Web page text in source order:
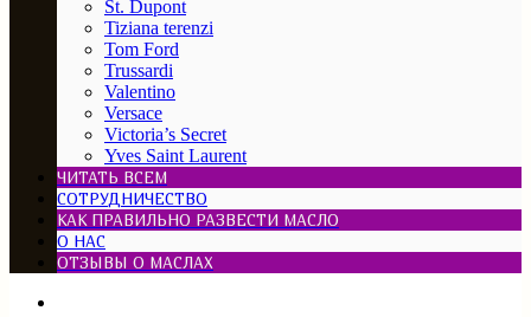
St. Dupont
Tiziana terenzi
Tom Ford
Trussardi
Valentino
Versace
Victoria’s Secret
Yves Saint Laurent
ЧИТАТЬ ВСЕМ
СОТРУДНИЧЕСТВО
КАК ПРАВИЛЬНО РАЗВЕСТИ МАСЛО
О НАС
ОТЗЫВЫ О МАСЛАХ